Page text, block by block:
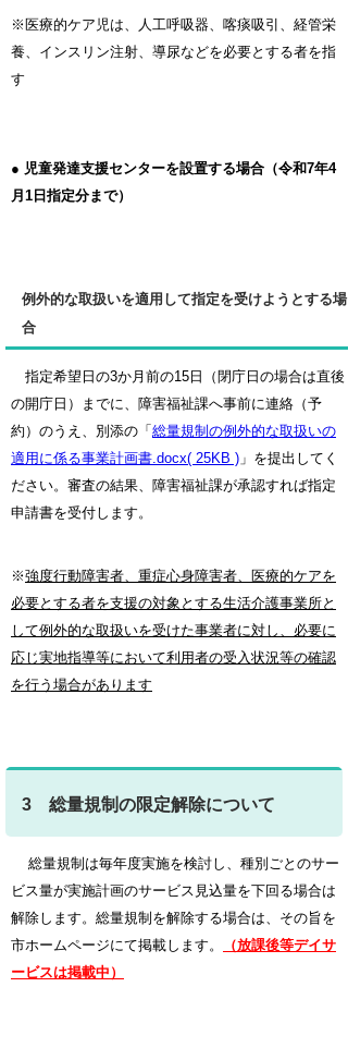
※医療的ケア児は、人工呼吸器、喀痰吸引、経管栄
養、インスリン注射、導尿などを必要とする者を指
す
● 児童発達支援センターを設置する場合（令和7年4
月1日指定分まで）
例外的な取扱いを適用して指定を受けようとする場
合
指定希望日の3か月前の15日（閉庁日の場合は直後
の開庁日）までに、障害福祉課へ事前に連絡（予
約）のうえ、別添の「 総量規制の例外的な取扱いの
適用に係る事業計画書.docx( 25KB ) 」を提出してく
ださい。審査の結果、障害福祉課が承認すれば指定
申請書を受付します。
※強度行動障害者、重症心身障害者、医療的ケアを
必要とする者を支援の対象とする生活介護事業所と
して例外的な取扱いを受けた事業者に対し、必要に
応じ実地指導等において利用者の受入状況等の確認
を行う場合があります
3 総量規制の限定解除について
総量規制は毎年度実施を検討し、種別ごとのサー
ビス量が実施計画のサービス見込量を下回る場合は
解除します。総量規制を解除する場合は、その旨を
市ホームページにて掲載します。
（放課後等デイサ
ービスは掲載中）